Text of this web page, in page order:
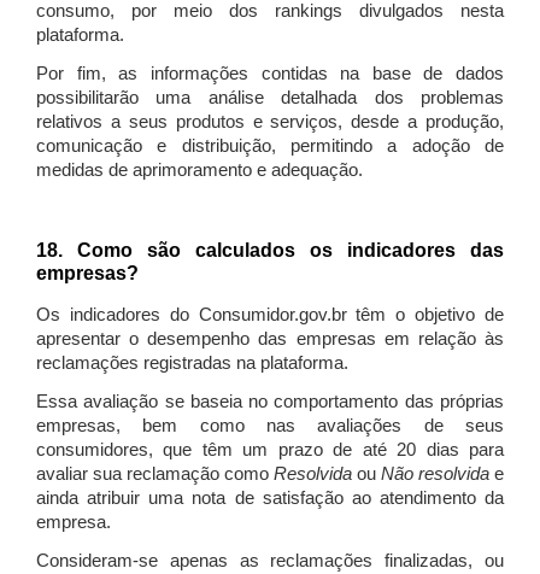
consumo, por meio dos rankings divulgados nesta
plataforma.
Por fim, as informações contidas na base de dados
possibilitarão uma análise detalhada dos problemas
relativos a seus produtos e serviços, desde a produção,
comunicação e distribuição, permitindo a adoção de
medidas de aprimoramento e adequação.
18. Como são calculados os indicadores das
empresas?
Os indicadores do Consumidor.gov.br têm o objetivo de
apresentar o desempenho das empresas em relação às
reclamações registradas na plataforma.
Essa avaliação se baseia no comportamento das próprias
empresas, bem como nas avaliações de seus
consumidores, que têm um prazo de até 20 dias para
avaliar sua reclamação como Resolvida ou Não resolvida e
ainda atribuir uma nota de satisfação ao atendimento da
empresa.
Consideram-se apenas as reclamações finalizadas, ou